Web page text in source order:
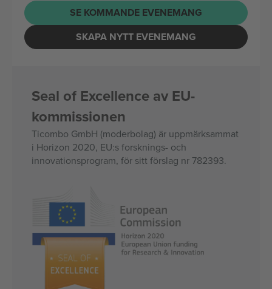
SE KOMMANDE EVENEMANG
SKAPA NYTT EVENEMANG
Seal of Excellence av EU-
kommissionen
Ticombo GmbH (moderbolag) är uppmärksammat
i Horizon 2020, EU:s forsknings- och
innovationsprogram, för sitt förslag nr 782393.